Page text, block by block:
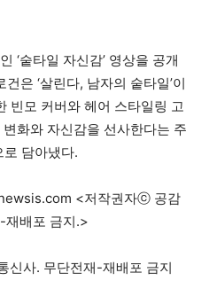
‘숱타일 자신감’ 영상을 공개
은 ‘살린다, 남자의 숱타일’이
빈모 커버와 헤어 스타일링 고
화와 자신감을 선사한다는 주
담아냈다.
<저작권자ⓒ 공감
재배포 금지.>
신사. 무단전재-재배포 금지